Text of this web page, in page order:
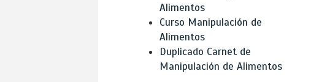
Alimentos
Curso Manipulación de
Alimentos
Duplicado Carnet de
Manipulación de Alimentos